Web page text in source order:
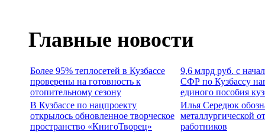
Главные новости
Более 95% теплосетей в Кузбассе
проверены на готовность к
отопительному сезону
9,6 млрд руб. с
СФР по Кузбассу
единого пособия
В Кузбассе по нацпроекту
открылось обновленное творческое
пространство «КнигоТворец»
Илья Середюк
металлургической
работников